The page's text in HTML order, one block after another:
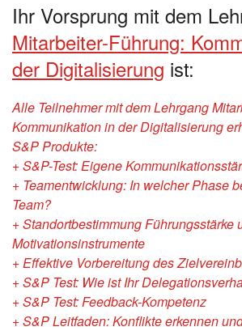
Ihr Vorsprung mit dem
Mitarbeiter-Führung:
der Digitalisierung ist:
Alle Teilnehmer mit dem Lehrgang
Kommunikation in der Digitalisierung
S&P Produkte:
+ S&P-Test: Eigene
+ Teamentwicklung: In welcher Phase
Team?
+ Standortbestimmung Führungsstärke
Motivationsinstrumente
+ Effektive Vorbereitung des
+ S&P Test: Wie ist Ihr
+ S&P Test: Feedback-Kompetenz
+ S&P Leitfaden: Konflikte erkennen